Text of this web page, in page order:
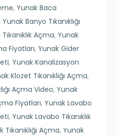
, Yunak Baca
Yunak Banyo Tıkanıklığı
Açma, Yunak
Fiyatları, Yunak Gider
, Yunak Kanalizasyon
Klozet Tıkanıklığı Açma,
Açma Video, Yunak
Fiyatları, Yunak Lavabo
, Yunak Lavabo Tıkanıklık
Açma, Yunak